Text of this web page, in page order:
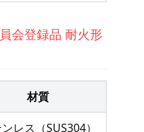
会登録品 耐火形
材質
レス（SUS304）